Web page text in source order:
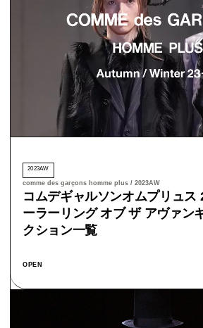
2023AW
comme des garçons homme plus / 2023AW
コムデギャルソンオムプリュス
ーラーリング オブ ザ アヴァン
クション一覧
OPEN